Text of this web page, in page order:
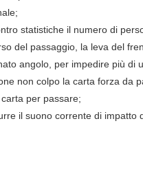
statistiche il numero di
del passaggio, la leva del
angolo, per impedire più di
non colpo la carta forza da
per passare;
il suono corrente di impatto